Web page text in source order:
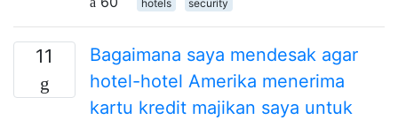
hotels security
11
Bagaimana saya mendesak agar
hotel-hotel Amerika menerima
kartu kredit majikan saya untuk